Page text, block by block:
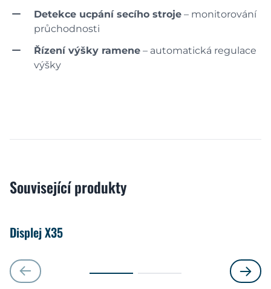
Detekce ucpání secího stroje – monitorování
průchodnosti
Řízení výšky ramene – automatická regulace
výšky
Související produkty
Displej X35